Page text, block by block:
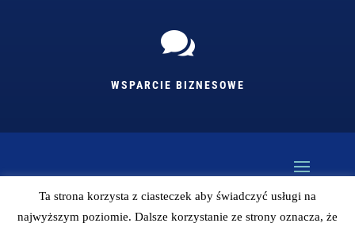

WSPARCIE BIZNESOWE
Kopiowanie bez zgody autora zabronione (więc
Ta strona korzysta z ciasteczek aby świadczyć usługi na
najwyższym poziomie. Dalsze korzystanie ze strony oznacza, że